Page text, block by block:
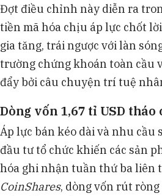
Đợt điều chỉnh này diễn ra
tiền mã hóa chịu áp lực chốt
gia tăng, trái ngược với làn
trường chứng khoán toàn cầu
đẩy bởi câu chuyện trí tuệ
Dòng vốn 1,67 tỉ USD tháo
Áp lực bán kéo dài và nhu cầu
đầu tư tổ chức khiến các sản
hóa ghi nhận tuần thứ ba liên
CoinShares, dòng vốn rút